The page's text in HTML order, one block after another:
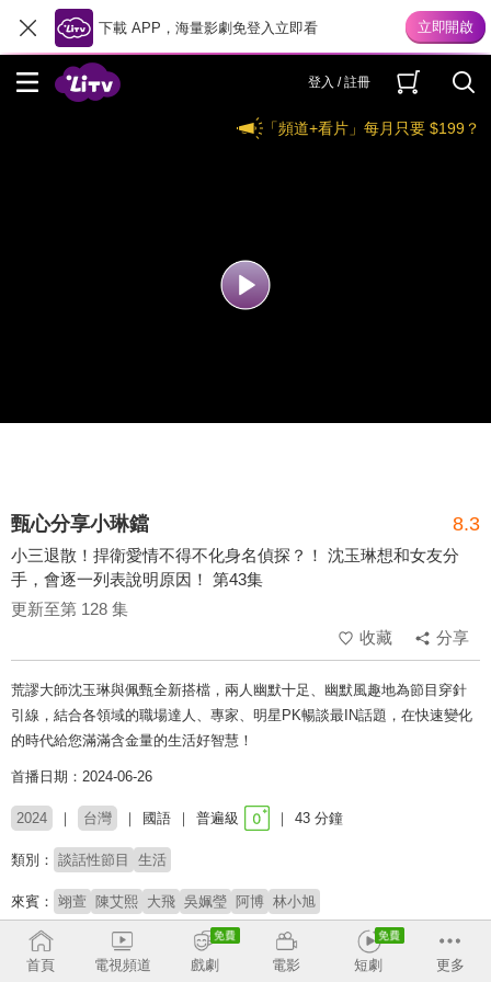
下載 APP，海量影劇免登入立即看
登入 / 註冊
「頻道+看片」每月只要 $199？
甄心分享小琳鐺 8.3
小三退散！捍衛愛情不得不化身名偵探？！ 沈玉琳想和女友分
手，會逐一列表說明原因！ 第43集
更新至第 128 集
收藏
分享
荒謬大師沈玉琳與佩甄全新搭檔，兩人幽默十足、幽默風趣地為節目穿針
引線，結合各領域的職場達人、專家、明星PK暢談最IN話題，在快速變化
的時代給您滿滿含金量的生活好智慧！
首播日期：2024-06-26
2024 台灣 國語 普遍級 43 分鐘
類別： 談話性節目 生活
來賓： 翊萱 陳艾熙 大飛 吳姵瑩 阿博 林小旭
主持： 佩甄
首頁 電視頻道 戲劇 電影 短劇 更多